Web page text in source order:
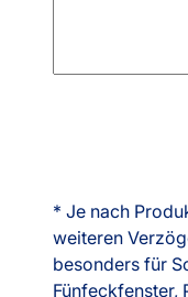
* Je nach
weiteren
besonders für
Fünfeckfenster,